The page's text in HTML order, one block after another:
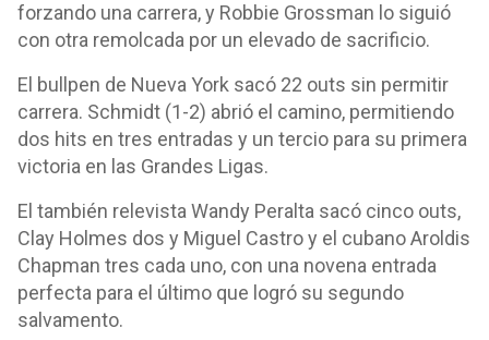
forzando una carrera, y Robbie Grossman lo siguió
con otra remolcada por un elevado de sacrificio.
El bullpen de Nueva York sacó 22 outs sin permitir
carrera. Schmidt (1-2) abrió el camino, permitiendo
dos hits en tres entradas y un tercio para su primera
victoria en las Grandes Ligas.
El también relevista Wandy Peralta sacó cinco outs,
Clay Holmes dos y Miguel Castro y el cubano Aroldis
Chapman tres cada uno, con una novena entrada
perfecta para el último que logró su segundo
salvamento.